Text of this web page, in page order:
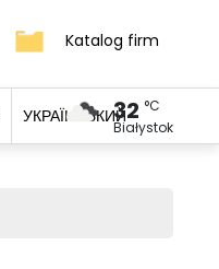
Katalog firm
УКРАЇНСЬКИЙ32 °C
Białystok